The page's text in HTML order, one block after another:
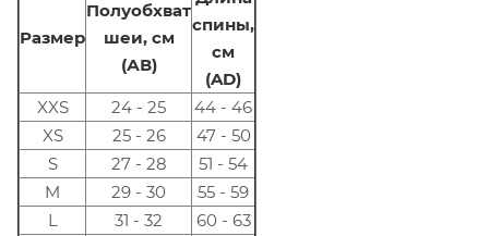
Размер
Полуобхват
шеи, см
(АВ)
спины,
см
(AD)
XXS
24 - 25
44 - 46
XS
25 - 26
47 - 50
S
27 - 28
51 - 54
M
29 - 30
55 - 59
L
31 - 32
60 - 63